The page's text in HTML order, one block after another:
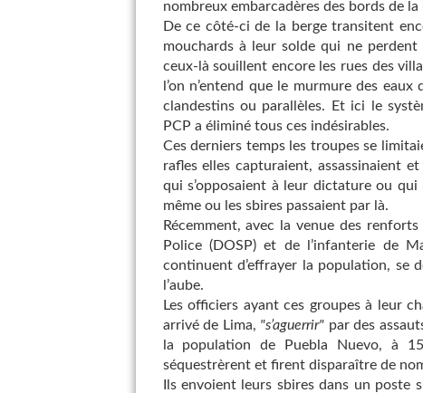
nombreux embarcadères des bords de
De ce côté-ci de la berge transitent
mouchards à leur solde qui ne
ceux-là souillent encore les rues des
l’on n’entend que le murmure des
clandestins ou parallèles. Et ici le
PCP a éliminé tous ces indésirables.
Ces derniers temps les troupes se
rafles elles capturaient, assassinaient
qui s’opposaient à leur dictature ou
même ou les sbires passaient par là.
Récemment, avec la venue des
Police (DOSP) et de l’infanterie de
continuent d’effrayer la population, se
l’aube.
Les officiers ayant ces groupes à leur
arrivé de Lima, "s’aguerrir" par des
la population de Puebla Nuevo, à
séquestrèrent et firent disparaître de
Ils envoient leurs sbires dans un